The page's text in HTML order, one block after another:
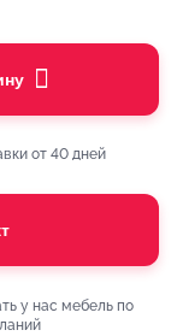
от 40 дней
у нас мебель по